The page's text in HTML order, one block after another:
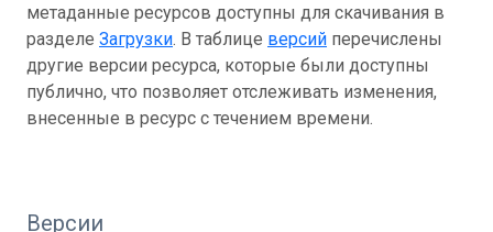
метаданные ресурсов доступны для скачивания в
разделе Загрузки. В таблице версий перечислены
другие версии ресурса, которые были доступны
публично, что позволяет отслеживать изменения,
внесенные в ресурс с течением времени.
Версии